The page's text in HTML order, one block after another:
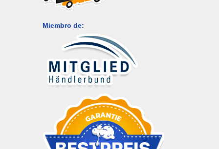
Miembro de: